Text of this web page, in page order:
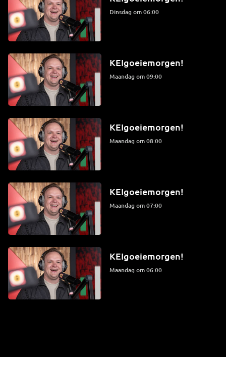
dinsdag om 06:00
KEIgoeiemorgen!
maandag om 09:00
KEIgoeiemorgen!
maandag om 08:00
KEIgoeiemorgen!
maandag om 07:00
KEIgoeiemorgen!
maandag om 06:00